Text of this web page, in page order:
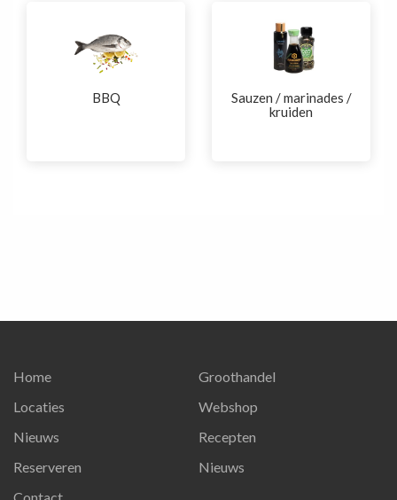
BBQ
Sauzen / marinades /
kruiden
Home
Locaties
Nieuws
Reserveren
Groothandel
Webshop
Recepten
Nieuws